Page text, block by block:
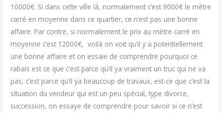
10000€. Si dans cette ville là, normalement c’est 9000€ le mètre
carré en moyenne dans ce quartier, ce n’est pas une bonne
affaire. Par contre, si normalement le prix au mètre carré en
moyenne c’est 12000€, voilà on voit qu’il y a potentiellement
une bonne affaire et on essaie de comprendre pourquoi ce
rabais est ce que c’est parce qu’il ya vraiment un truc qui ne va
pas, c’est parce qu’il ya beaucoup de travaux, est-ce que c’est la
situation du vendeur qui est un peu spécial, type divorce,
succession, on essaye de comprendre pour savoir si ce n’est